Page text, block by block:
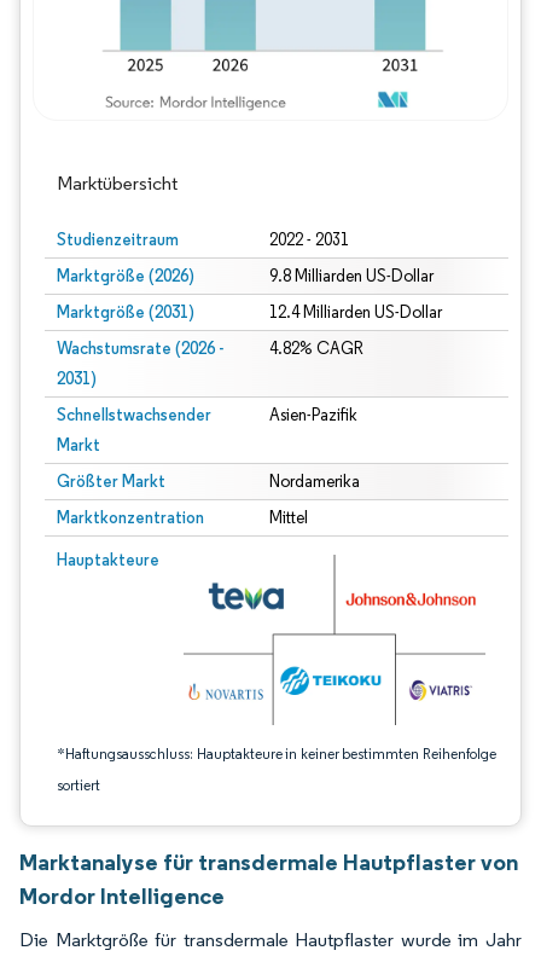
Marktübersicht
Studienzeitraum 2022 - 2031
Marktgröße (2026) 9.8 Milliarden US-Dollar
Marktgröße (2031) 12.4 Milliarden US-Dollar
Wachstumsrate (2026 -
2031)
4.82% CAGR
Schnellstwachsender
Markt
Asien-Pazifik
Größter Markt Nordamerika
Marktkonzentration Mittel
Hauptakteure
*Haftungsausschluss: Hauptakteure in keiner bestimmten Reihenfolge
sortiert
Bild © Mordor Intelligence. Wiederverwendung erfordert Namensnennung
Marktanalyse für transdermale Hautpflaster von
Mordor Intelligence
Die Marktgröße für transdermale Hautpflaster wurde im Jahr